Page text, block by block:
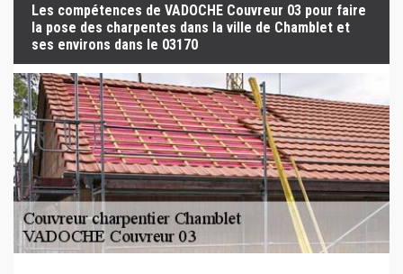
Les compétences de VADOCHE Couvreur 03 pour faire
la pose des charpentes dans la ville de Chamblet et
ses environs dans le 03170